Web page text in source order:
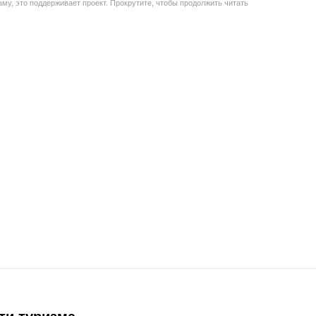
это поддерживает проект. Прокрутите, чтобы продолжить читать